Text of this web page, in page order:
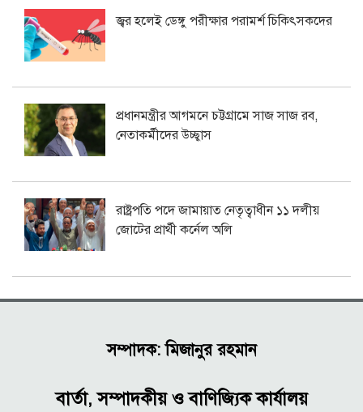
জ্বর হলেই ডেঙ্গু পরীক্ষার পরামর্শ চিকিৎসকদের
প্রধানমন্ত্রীর আগমনে চট্টগ্রামে সাজ সাজ রব,
নেতাকর্মীদের উচ্ছ্বাস
রাষ্ট্রপতি পদে জামায়াত নেতৃত্বাধীন ১১ দলীয়
জোটের প্রার্থী কর্নেল অলি
সম্পাদক: মিজানুর রহমান
বার্তা, সম্পাদকীয় ও বাণিজ্যিক কার্যালয়